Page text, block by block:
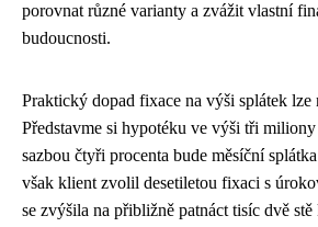
porovnat různé varianty a zvážit vlastní
budoucnosti.
Praktický dopad fixace na výši splátek
Představme si hypotéku ve výši tři
sazbou čtyři procenta bude měsíční
však klient zvolil desetiletou fixaci s
se zvýšila na přibližně patnáct tisíc dvě